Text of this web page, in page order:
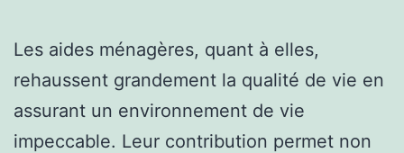
Les aides ménagères, quant à elles,
rehaussent grandement la qualité de vie en
assurant un environnement de vie
impeccable. Leur contribution permet non